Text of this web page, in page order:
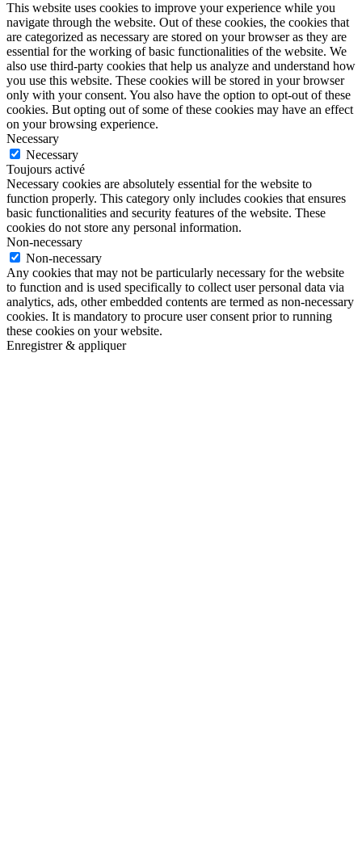
This website uses cookies to improve your experience while you
navigate through the website. Out of these cookies, the cookies that
are categorized as necessary are stored on your browser as they are
essential for the working of basic functionalities of the website. We
also use third-party cookies that help us analyze and understand how
you use this website. These cookies will be stored in your browser
only with your consent. You also have the option to opt-out of these
cookies. But opting out of some of these cookies may have an effect
on your browsing experience.
Necessary
Necessary
Toujours activé
Necessary cookies are absolutely essential for the website to
function properly. This category only includes cookies that ensures
basic functionalities and security features of the website. These
cookies do not store any personal information.
Non-necessary
Non-necessary
Any cookies that may not be particularly necessary for the website
to function and is used specifically to collect user personal data via
analytics, ads, other embedded contents are termed as non-necessary
cookies. It is mandatory to procure user consent prior to running
these cookies on your website.
Enregistrer & appliquer